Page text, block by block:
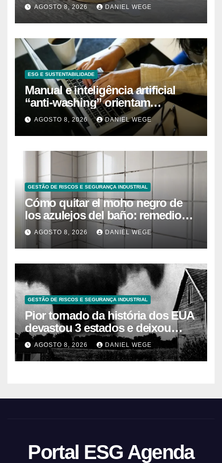
farmacêuticos
AGOSTO 8, 2026 DANIEL WEGE
ESG E SUSTENTABILIDADE
Manual e inteligência artificial
“anti-washing” orientam
empresas
AGOSTO 8, 2026 DANIEL WEGE
GESTÃO DE RISCOS E SEGURANÇA INDUSTRIAL
Cómo quitar el moho negro de
los azulejos del baño: remedios
caseros efectivos
AGOSTO 8, 2026 DANIEL WEGE
GESTÃO DE RISCOS E SEGURANÇA INDUSTRIAL
Pior tornado da história dos EUA
devastou 3 estados e deixou
centenas de mortos
AGOSTO 8, 2026 DANIEL WEGE
Portal ESG Agenda